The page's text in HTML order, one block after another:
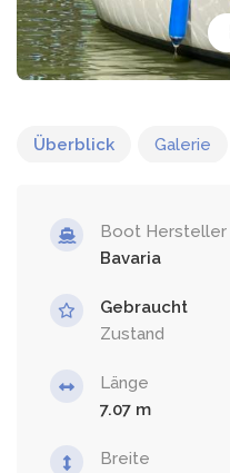
Überblick Galerie
Boot Hersteller
Bavaria
Gebraucht
Zustand
Länge
7.07
Breite